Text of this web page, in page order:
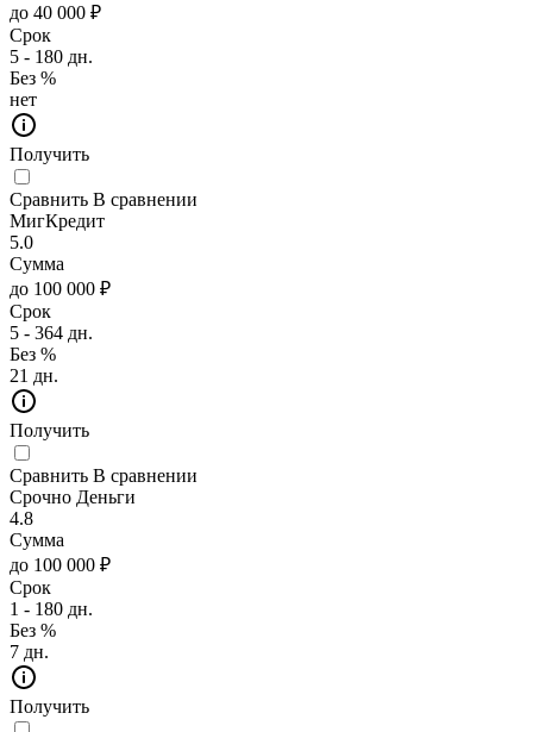
до 40 000 ₽
Срок
5 - 180 дн.
Без %
нет
Получить
Сравнить В сравнении
МигКредит
5.0
Сумма
до 100 000 ₽
Срок
5 - 364 дн.
Без %
21 дн.
Получить
Сравнить В сравнении
Срочно Деньги
4.8
Сумма
до 100 000 ₽
Срок
1 - 180 дн.
Без %
7 дн.
Получить